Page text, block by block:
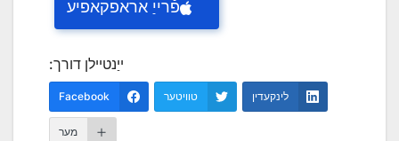
פֿרייַ אראפקאפיע
ייַנטיילן דורך:
Facebook טוויטער לינקעדין
מער